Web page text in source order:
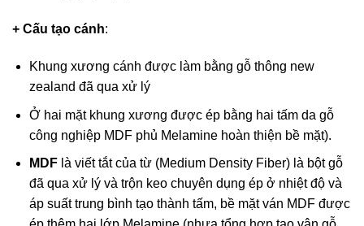
+ Cấu tạo cánh:
Khung xương cánh được làm bằng gỗ thông new
zealand đã qua xử lý
Ở hai mặt khung xương được ép bằng hai tấm da gỗ
công nghiệp MDF phủ Melamine hoàn thiện bề mặt).
MDFlà viết tắt của từ (Medium Density Fiber) là bột gỗ
đã qua xử lý và trộn keo chuyên dụng ép ở nhiệt độ và
áp suất trung bình tạo thành tấm, bề mặt ván MDF được